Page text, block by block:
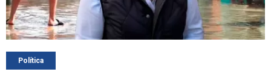
Política